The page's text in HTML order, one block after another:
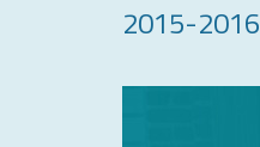
2015-2016